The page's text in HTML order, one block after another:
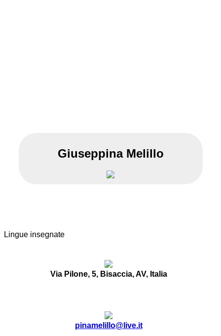
Giuseppina Melillo
Lingue insegnate
Via Pilone, 5, Bisaccia, AV, Italia
pinamelillo@live.it